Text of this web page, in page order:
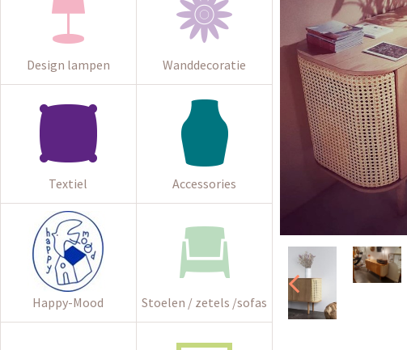
Design lampen Wanddecoratie
Textiel Accessories
Happy-Mood Stoelen / zetels /sofas